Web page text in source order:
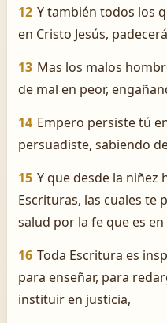
12 Y también todos los
en Cristo Jesús,
13 Mas los malos
de mal en peor,
14 Empero persiste tú
persuadiste, sabiendo
15 Y que desde la niñez
Escrituras, las cuales te
salud por la fe que es en
16 Toda Escritura es
para enseñar, para
instituir en justicia,